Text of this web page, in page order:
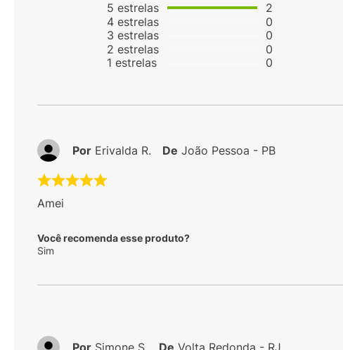
5 estrelas
4estrelas
3 estrelas
2 estrelas
1 estrelas
2
0
0
0
0
Amei
Você recomenda esse produto?
Sim
Por Erivalda R. De João Pessoa - PB
Por Simone S. De Volta Redonda - RJ